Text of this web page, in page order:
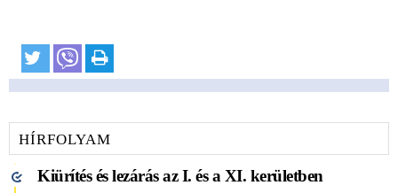
HÍRFOLYAM
Kiürítés és lezárás az I. és a XI. kerületben